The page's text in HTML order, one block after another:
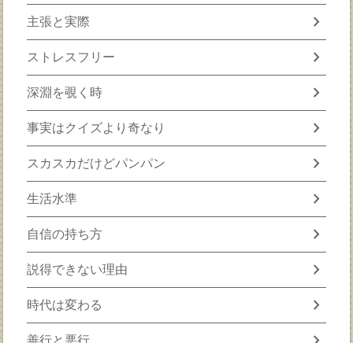
主張と実際 chevron_right
ストレスフリー chevron_right
深淵を覗く時 chevron_right
事実はクイズより奇なり chevron_right
スカスカだけどパンパン chevron_right
生活水準 chevron_right
自信の持ち方 chevron_right
説得できない理由 chevron_right
時代は変わる chevron_right
善行と悪行